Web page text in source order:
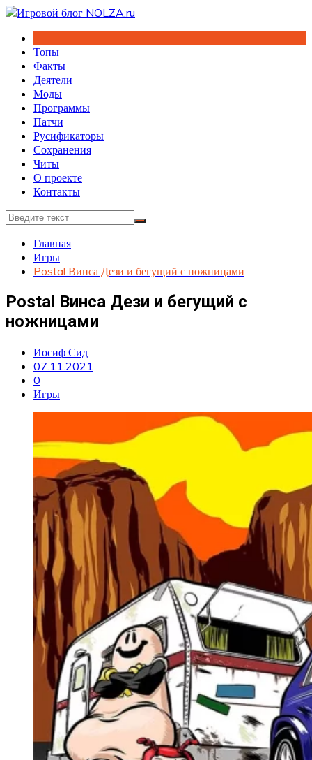
Перейти
содержимому
Топы
Факты
Деятели
Моды
Программы
Патчи
Русификаторы
Сохранения
Читы
О проекте
Контакты
Главная
Игры
Postal Винса Дези и бегущий с ножницами
Postal Винса Дези и бегущий с
ножницами
Иосиф Сид
07.11.2021
0
Игры